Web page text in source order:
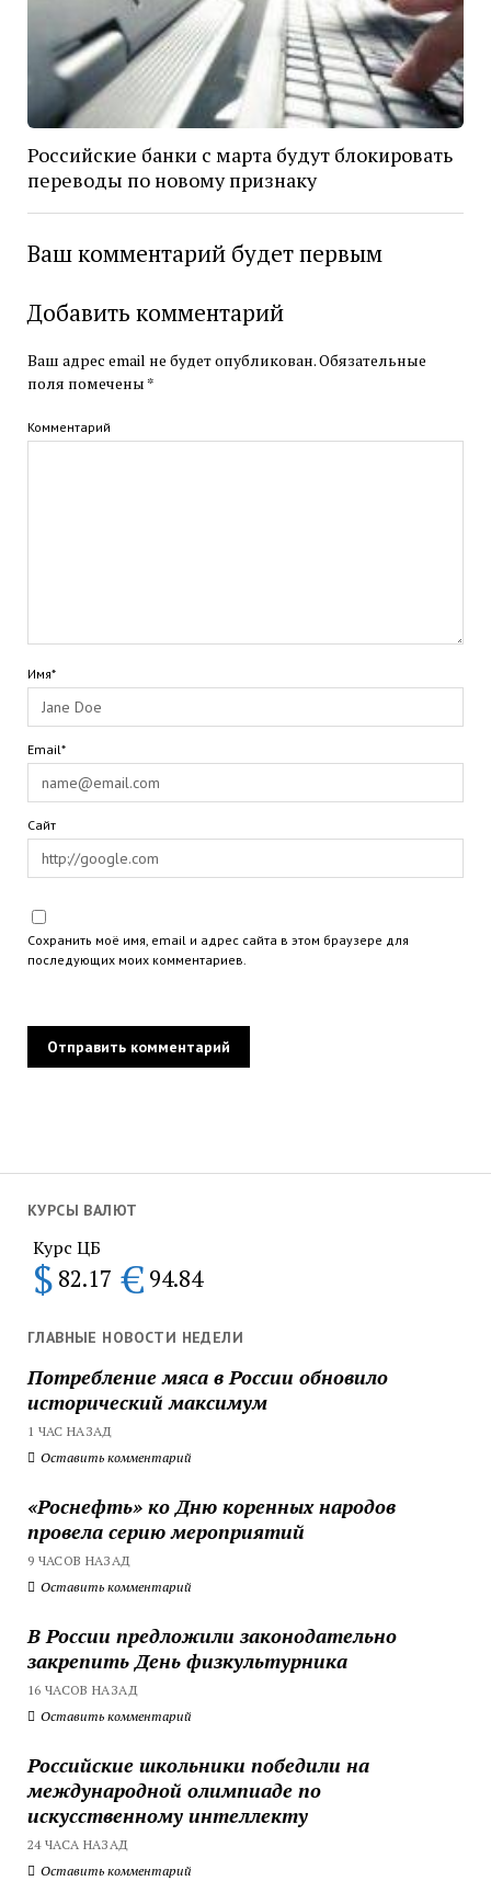
КУРСЫ ВАЛЮТ
Курс ЦБ
$ 82.17 € 94.84
ГЛАВНЫЕ НОВОСТИ НЕДЕЛИ
Потребление мяса в России обновило
исторический максимум
1 ЧАС НАЗАД
Оставить комментарий
«Роснефть» ко Дню коренных народов
провела серию мероприятий
9 ЧАСОВ НАЗАД
Оставить комментарий
В России предложили законодательно
закрепить День физкультурника
16 ЧАСОВ НАЗАД
Оставить комментарий
Российские школьники победили на
международной олимпиаде по
искусственному интеллекту
24 ЧАСА НАЗАД
Оставить комментарий
Российские банки с марта будут блокировать
переводы по новому признаку
Ваш комментарий будет первым
Добавить комментарий
Ваш адрес email не будет опубликован.Обязательные
поля помечены *
Комментарий
Имя*
Email*
Сайт
Сохранить моё имя, email и адрес сайта в этом браузере для
последующих моих комментариев.